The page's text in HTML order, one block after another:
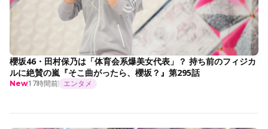
櫻坂46・田村保乃は「体育会系爆美女代表」？ 持ち前のフィジカ
ルに絶賛の嵐『そこ曲がったら、櫻坂？』第295話
New17時間前 エンタメ